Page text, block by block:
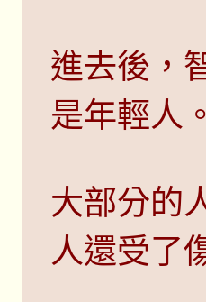
進去後，
是年輕人。
大部分的
人還受了